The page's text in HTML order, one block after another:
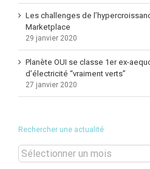
Les challenges de
Marketplace
29 janvier 2020
Planète OUI se classe 1er ex-
d’électricité “vraiment verts”
27 janvier 2020
Rechercher une actualité
Rechercher
une